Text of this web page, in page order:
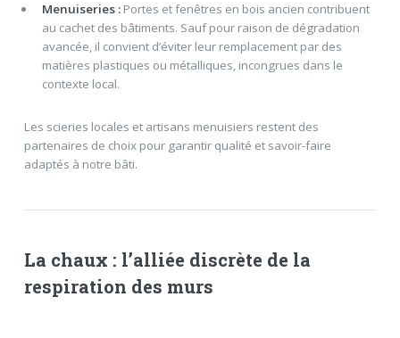
Menuiseries :Portes et fenêtres en bois ancien contribuent
au cachet des bâtiments. Sauf pour raison de dégradation
avancée, il convient d’éviter leur remplacement par des
matières plastiques ou métalliques, incongrues dans le
contexte local.
Les scieries locales et artisans menuisiers restent des
partenaires de choix pour garantir qualité et savoir-faire
adaptés à notre bâti.
La chaux : l’alliée discrète de la
respiration des murs